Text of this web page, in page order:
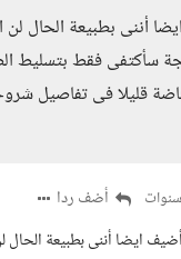
أننى بطبيعة الحال لن
سأكتفى فقط بتسليط
قليلا فى تفاصيل
أضف ردا
ايضا أننى بطبيعة الحال